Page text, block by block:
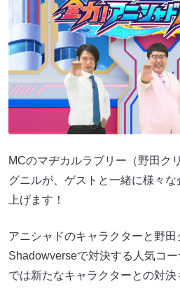
MCのマヂカルラブリー（野田ク
グニルが、ゲストと一緒に様々な
上げます！
アニシャドのキャラクターと野
Shadowverseで対決する人気コー
では新たなキャラクターとの対